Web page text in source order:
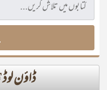
ڈاؤن لوڈ PDF